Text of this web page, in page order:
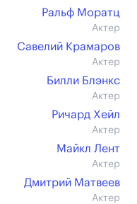
Ральф Моратц
Актер
Савелий Крамаров
Актер
Билли Блэнкс
Актер
Ричард Хейл
Актер
Майкл Лент
Актер
Дмитрий Матвеев
Актер